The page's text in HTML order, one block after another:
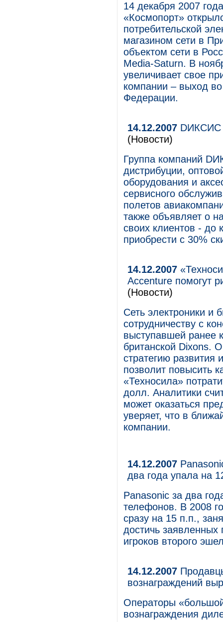
14 декабря 2007
«Космопорт»
потребительской
магазином сети в
объектом сети в
Media-Saturn. В
увеличивает свое
компании – выход
Федерации.
14.12.2007 DИКСИС
(Новости)
Группа компаний
дистрибуции,
оборудования и
сервисного
полетов
также объявляет о
своих клиентов - до
приобрести с 30%
14.12.2007
Accenture помогут
(Новости)
Сеть электроники и
сотрудничеству с
выступавшей ранее
британской Dixons.
стратегию развития
позволит повысить
«Техносила»
долл. Аналитики
может оказаться
уверяет, что в
компании.
14.12.2007
два года упала на
Panasonic за два
телефонов. В 2008
сразу на 15 п.п.,
достичь заявленных
игроков второго
14.12.2007
вознаграждений
Операторы
вознаграждения